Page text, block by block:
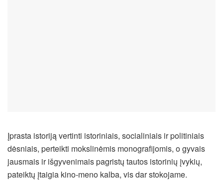
Įprasta istoriją vertinti istoriniais, socialiniais ir politiniais
dėsniais, perteikti mokslinėmis monografijomis, o gyvais
jausmais ir išgyvenimais pagristų tautos istorinių įvykių,
pateiktų įtaigia kino-meno kalba, vis dar stokojame.